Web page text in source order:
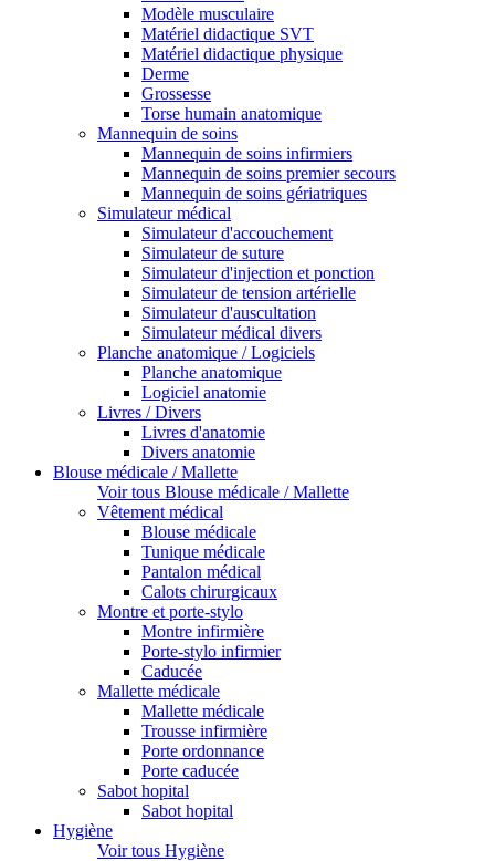
Modèle musculaire
Matériel didactique SVT
Matériel didactique physique
Derme
Grossesse
Torse humain anatomique
Mannequin de soins
Mannequin de soins infirmiers
Mannequin de soins premier secours
Mannequin de soins gériatriques
Simulateur médical
Simulateur d'accouchement
Simulateur de suture
Simulateur d'injection et ponction
Simulateur de tension artérielle
Simulateur d'auscultation
Simulateur médical divers
Planche anatomique / Logiciels
Planche anatomique
Logiciel anatomie
Livres / Divers
Livres d'anatomie
Divers anatomie
Blouse médicale / Mallette
Voir tous Blouse médicale / Mallette
Vêtement médical
Blouse médicale
Tunique médicale
Pantalon médical
Calots chirurgicaux
Montre et porte-stylo
Montre infirmière
Porte-stylo infirmier
Caducée
Mallette médicale
Mallette médicale
Trousse infirmière
Porte ordonnance
Porte caducée
Sabot hopital
Sabot hopital
Hygiène
Voir tous Hygiène